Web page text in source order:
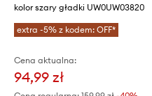
kolor szary gładki UW0UW03820
extra -5% z kodem: OFF*
Cena aktualna:
94,99 zł